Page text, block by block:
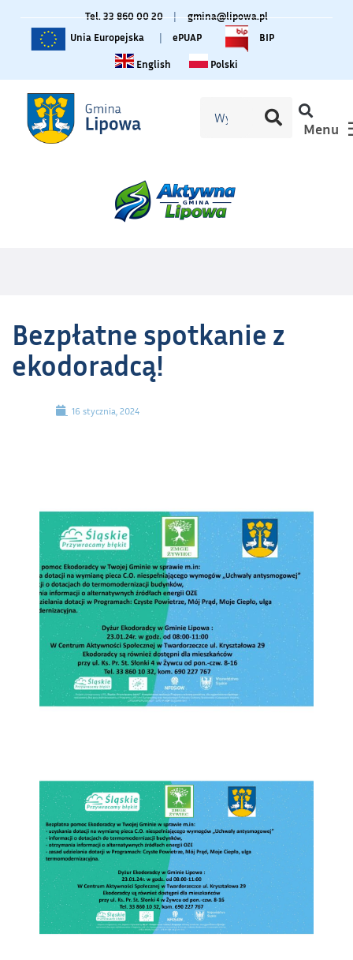
Tel. 33 860 00 20 |
gmina@lipowa.pl
Unia Europejska
| ePUAP
BIP
Change language to English
English Zmiana języka na polski
Polski
Menu
Bezpłatne spotkanie z
ekodoradcą!
16 stycznia, 2024